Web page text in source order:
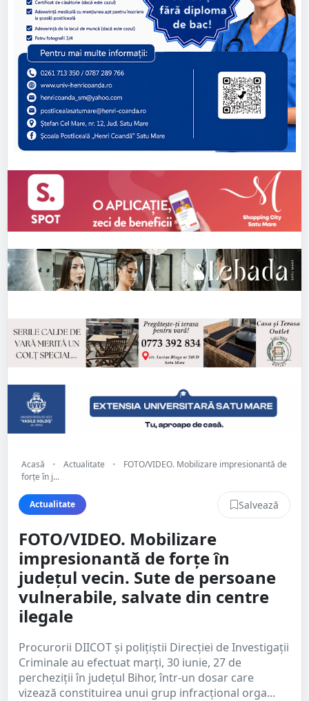
Acasă • Actualitate •
FOTO/VIDEO. Mobilizare impresionantă de
forțe în j...
Actualitate Salvează
FOTO/VIDEO. Mobilizare
impresionantă de forțe în
județul vecin. Sute de persoane
vulnerabile, salvate din centre
ilegale
Procurorii DIICOT și polițiștii Direcției de Investigații
Criminale au efectuat marți, 30 iunie, 27 de
percheziții în județul Bihor, într-un dosar care
vizează constituirea unui grup infracțional orga...